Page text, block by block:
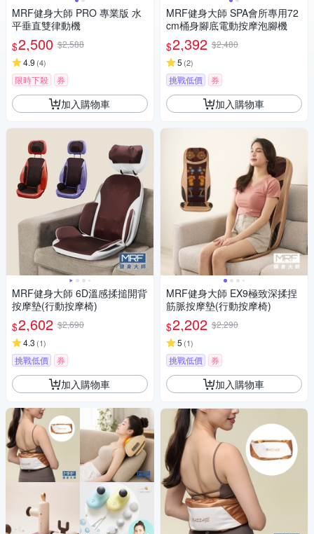
MRF健身大師 PRO 專業版 ⽔
平垂直雙律動機
$2,500 $2,588
4.9 (4)
限時下殺 券
加入購物車
MRF健身大師 6D溫感揉搥開背
按摩墊(行動按摩椅)
$2,602 $2,690
4.3 (1)
挑戰低價 券
加入購物車
MRF健身大師 SPA會所專用72
cm桶身腳底電動按摩泡腳機
$2,392 $2,480
5 (2)
挑戰低價 券
加入購物車
MRF健身大師 EX9極致深揉捏
筋脈按摩墊(行動按摩椅)
$2,202 $2,290
5 (1)
挑戰低價 券
加入購物車